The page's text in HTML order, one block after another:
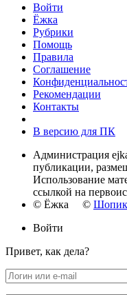
Войти
Ёжка
Рубрики
Помощь
Правила
Соглашение
Рекомендации
Контакты
В версию для ПК
Администрация
публикации,
Использование
ссылкой на
© Ёжка © Шопик
Войти
Привет, как дела?